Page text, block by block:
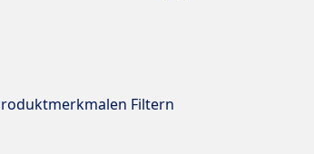
Filtern